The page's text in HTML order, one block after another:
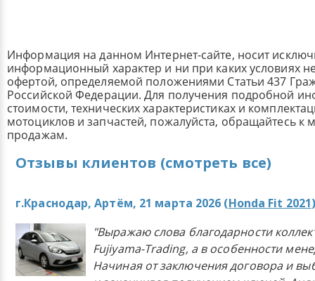
Информация на данном Интернет-сайте, носит
информационный характер и ни при каких условиях
офертой, определяемой положениями Статьи 437
Российской Федерации. Для получения подробной
стоимости, технических характеристиках и
мотоциклов и запчастей, пожалуйста, обращайтесь к
продажам.
Отзывы клиентов (смотреть все)
г.Краснодар, Артём, 21 марта 2026 (Honda Fit 2021
"Выражаю слова благодарности
Fujiyama-Trading, а в особенности
Начиная от заключения договора и